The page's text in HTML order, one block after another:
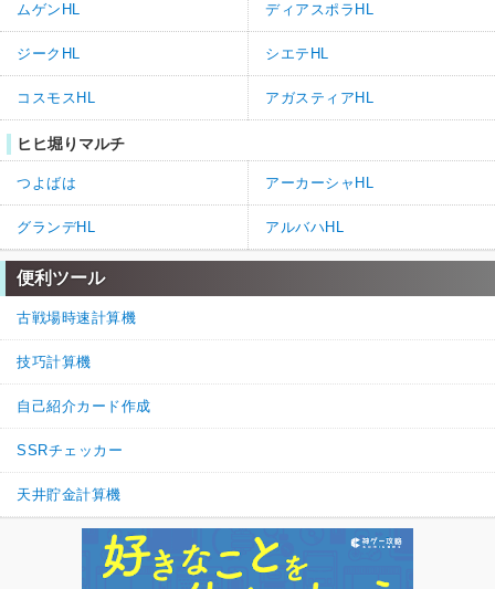
ムゲンHL ディアスポラHL
ジークHL シエテHL
コスモスHL アガスティアHL
ヒヒ堀りマルチ
つよばは アーカーシャHL
グランデHL アルバハHL
便利ツール
古戦場時速計算機
技巧計算機
自己紹介カード作成
SSRチェッカー
天井貯金計算機